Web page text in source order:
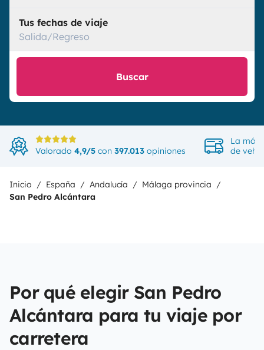
Tus fechas de viaje
Salida/Regreso
Buscar
Valorado 4,9/5 con 397.013 opiniones
La más
de
Inicio España Andalucía
Málaga provincia
San Pedro Alcántara
Por qué elegir San Pedro
Alcántara para tu viaje por
carretera